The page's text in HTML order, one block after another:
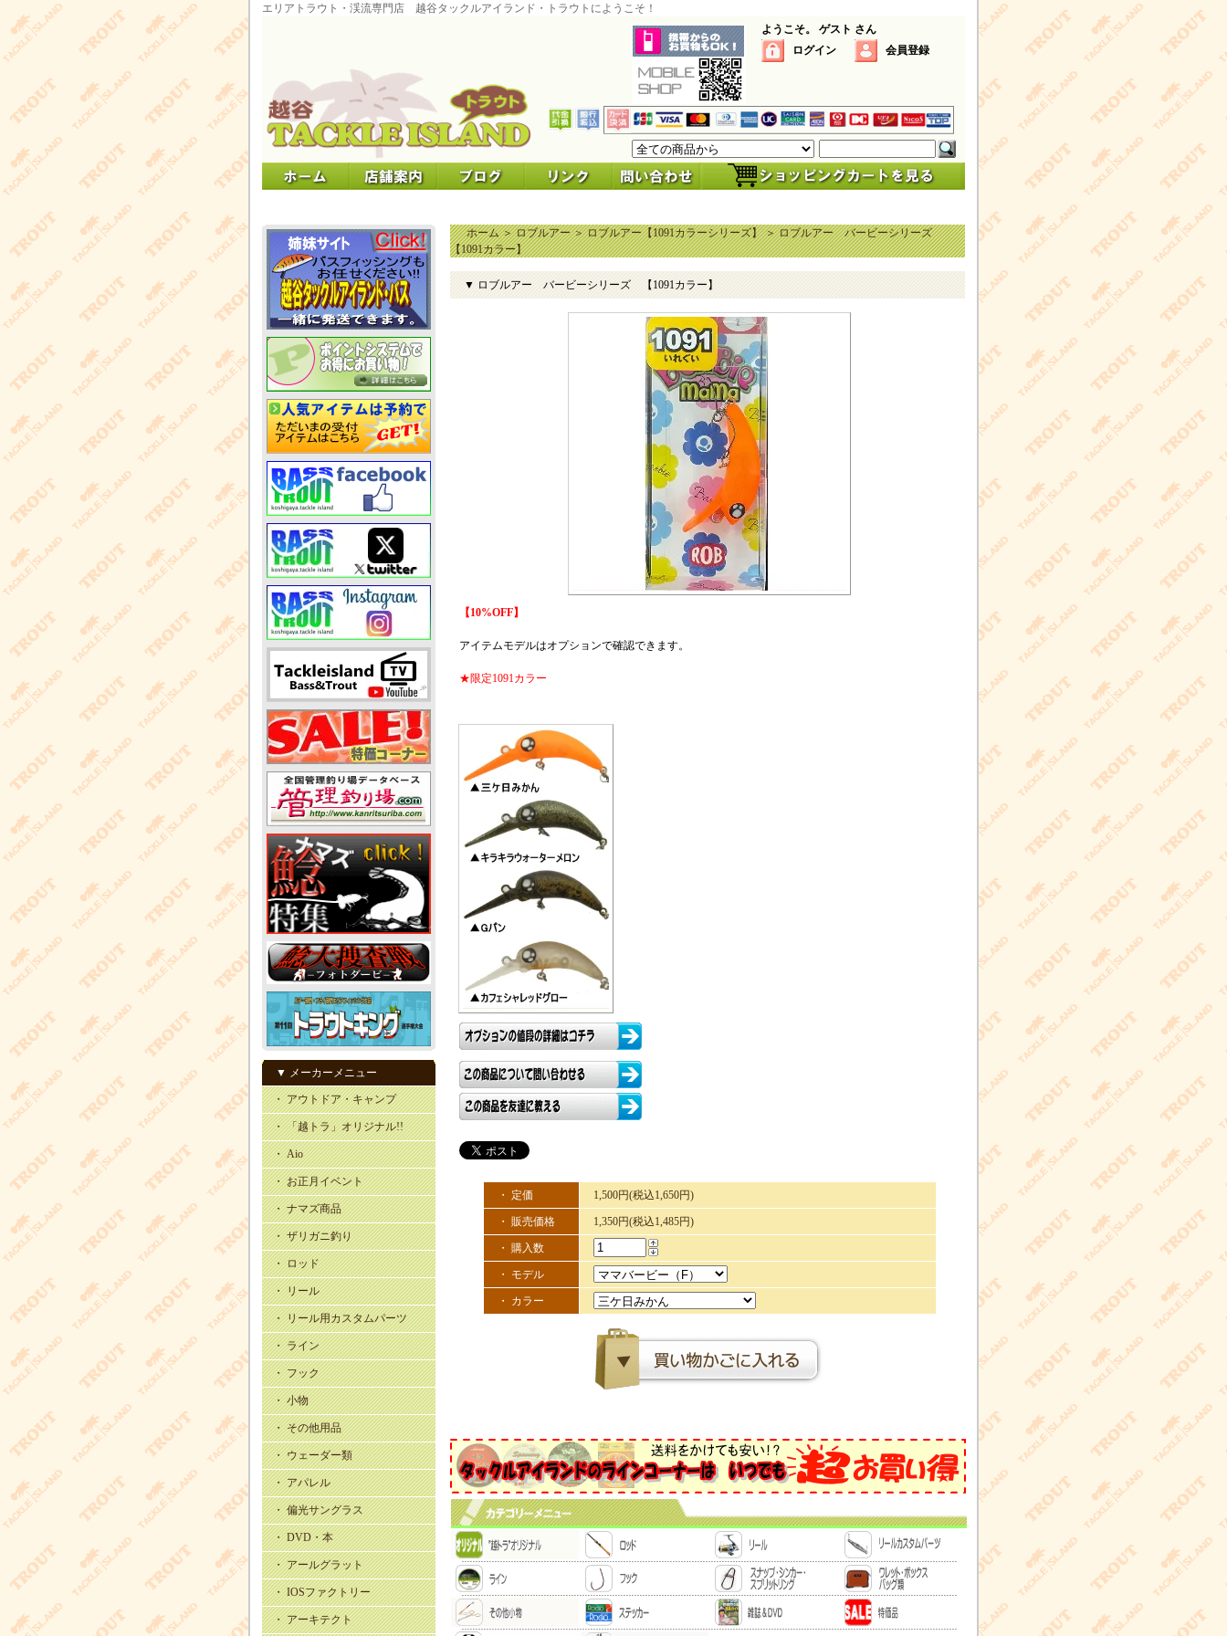
エリアトラウト・渓流専門店 越谷タックルアイランド・トラウトにようこそ！
ようこそ。 ゲスト さん
ログイン
会員登録
▼ メーカーメニュー
・ アウトドア・キャンプ
・ 「越トラ」オリジナル!!
・ Aio
・ お正月イベント
・ ナマズ商品
・ ザリガニ釣り
・ ロッド
・ リール
・ リール用カスタムパーツ
・ ライン
・ フック
・ 小物
・ その他用品
・ ウェーダー類
・ アパレル
・ 偏光サングラス
・ DVD・本
・ アールグラット
・ IOSファクトリー
・ アーキテクト
ホーム＞ロブルアー＞ロブルアー【1091カラーシリーズ】＞ロブルアー バービーシリーズ
【1091カラー】
▼ ロブルアー バービーシリーズ 【1091カラー】
【10%OFF】
アイテムモデルはオプションで確認できます。
★限定1091カラー
・ 定価 1,500円(税込1,650円)
・ 販売価格 1,350円(税込1,485円)
・ 購入数
・ モデル
・ カラー